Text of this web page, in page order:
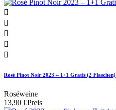





Rosé Pinot Noir 2023 – 1+1 Gratis (2 Flaschen)
Roséweine
13,90 €Preis